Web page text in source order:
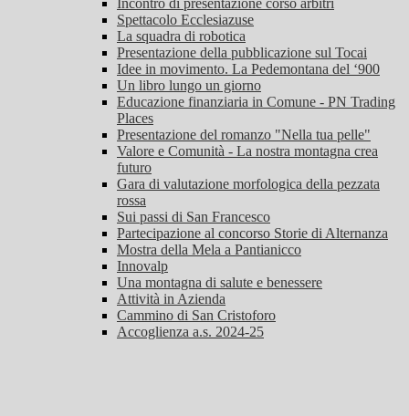
Incontro di presentazione corso arbitri
Spettacolo Ecclesiazuse
La squadra di robotica
Presentazione della pubblicazione sul Tocai
Idee in movimento. La Pedemontana del ‘900
Un libro lungo un giorno
Educazione finanziaria in Comune - PN Trading
Places
Presentazione del romanzo "Nella tua pelle"
Valore e Comunità - La nostra montagna crea
futuro
Gara di valutazione morfologica della pezzata
rossa
Sui passi di San Francesco
Partecipazione al concorso Storie di Alternanza
Mostra della Mela a Pantianicco
Innovalp
Una montagna di salute e benessere
Attività in Azienda
Cammino di San Cristoforo
Accoglienza a.s. 2024-25